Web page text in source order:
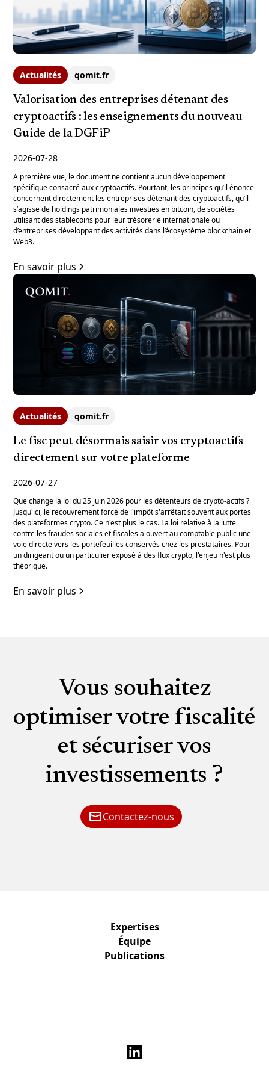
Actualités qomit.fr
Valorisation des entreprises détenant des
cryptoactifs : les enseignements du nouveau
Guide de la DGFiP
2026-07-28
A première vue, le document ne contient aucun développement
spécifique consacré aux cryptoactifs. Pourtant, les principes qu’il énonce
concernent directement les entreprises détenant des cryptoactifs, qu’il
s’agisse de holdings patrimoniales investies en bitcoin, de sociétés
utilisant des stablecoins pour leur trésorerie internationale ou
d’entreprises développant des activités dans l’écosystème blockchain et
Web3.
En savoir plus
Actualités qomit.fr
Le fisc peut désormais saisir vos cryptoactifs
directement sur votre plateforme
2026-07-27
Que change la loi du 25 juin 2026 pour les détenteurs de crypto-actifs ?
Jusqu'ici, le recouvrement forcé de l'impôt s'arrêtait souvent aux portes
des plateformes crypto. Ce n'est plus le cas. La loi relative à la lutte
contre les fraudes sociales et fiscales a ouvert au comptable public une
voie directe vers les portefeuilles conservés chez les prestataires. Pour
un dirigeant ou un particulier exposé à des flux crypto, l'enjeu n'est plus
théorique.
En savoir plus
Vous souhaitez
optimiser votre fiscalité
et sécuriser vos
investissements ?
Contactez-nous
Expertises
Équipe
Publications